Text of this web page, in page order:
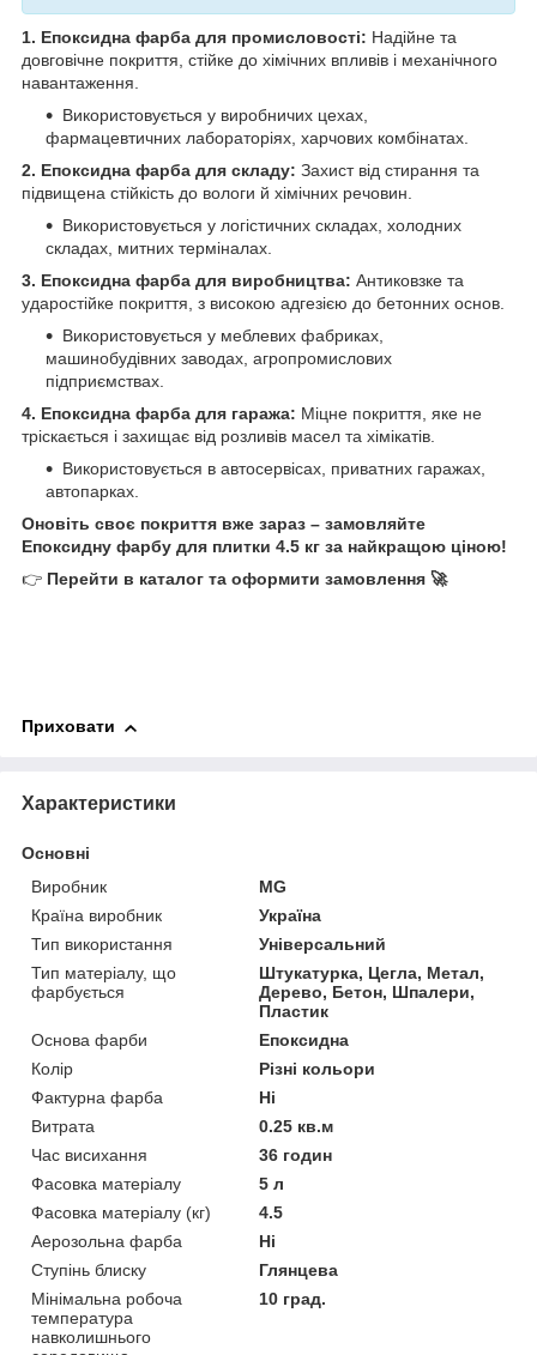
1. Епоксидна фарба для промисловості: Надійне та
довговічне покриття, стійке до хімічних впливів і механічного
навантаження.
Використовується у виробничих цехах,
фармацевтичних лабораторіях, харчових комбінатах.
2. Епоксидна фарба для складу: Захист від стирання та
підвищена стійкість до вологи й хімічних речовин.
Використовується у логістичних складах, холодних
складах, митних терміналах.
3. Епоксидна фарба для виробництва: Антиковзке та
ударостійке покриття, з високою адгезією до бетонних основ.
Використовується у меблевих фабриках,
машинобудівних заводах, агропромислових
підприємствах.
4. Епоксидна фарба для гаража: Міцне покриття, яке не
тріскається і захищає від розливів масел та хімікатів.
Використовується в автосервісах, приватних гаражах,
автопарках.
Оновіть своє покриття вже зараз – замовляйте
Епоксидну фарбу для плитки 4.5 кг за найкращою ціною!
👉 Перейти в каталог та оформити замовлення 🚀
Приховати
Характеристики
Основні
Виробник
MG
Країна виробник
Україна
Тип використання
Універсальний
Тип матеріалу, що
фарбується
Штукатурка, Цегла, Метал,
Дерево, Бетон, Шпалери,
Пластик
Основа фарби
Епоксидна
Колір
Різні кольори
Фактурна фарба
Ні
Витрата
0.25 кв.м
Час висихання
36 годин
Фасовка матеріалу
5 л
Фасовка матеріалу (кг)
4.5
Аерозольна фарба
Ні
Ступінь блиску
Глянцева
Мінімальна робоча
температура
навколишнього
10 град.